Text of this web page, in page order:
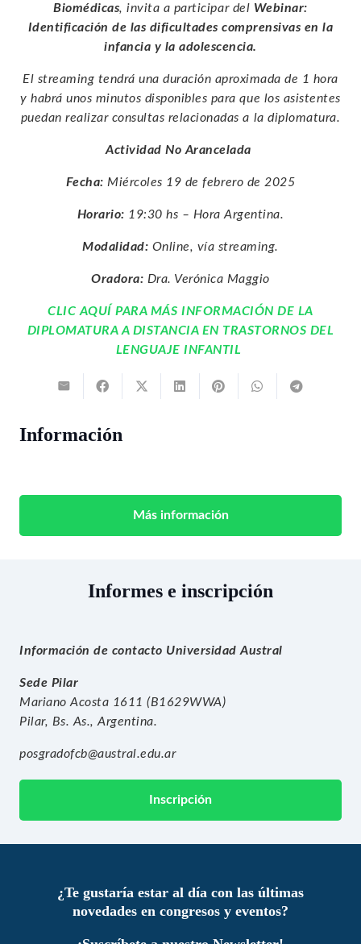
Biomédicas, invita a participar del Webinar:
Identificación de las dificultades comprensivas en la
infancia y la adolescencia.
El streaming tendrá una duración aproximada de 1 hora
y habrá unos minutos disponibles para que los asistentes
puedan realizar consultas relacionadas a la diplomatura.
Actividad No Arancelada
Fecha: Miércoles 19 de febrero de 2025
Horario: 19:30 hs – Hora Argentina.
Modalidad: Online, vía streaming.
Oradora: Dra. Verónica Maggio
CLIC AQUÍ PARA MÁS INFORMACIÓN DE LA
DIPLOMATURA A DISTANCIA EN TRASTORNOS DEL
LENGUAJE INFANTIL
Información
Más información
Informes e inscripción
Información de contacto Universidad Austral
Sede Pilar
Mariano Acosta 1611 (B1629WWA)
Pilar, Bs. As., Argentina.
posgradofcb@austral.edu.ar
Inscripción
¿Te gustaría estar al día con las últimas
novedades en congresos y eventos?